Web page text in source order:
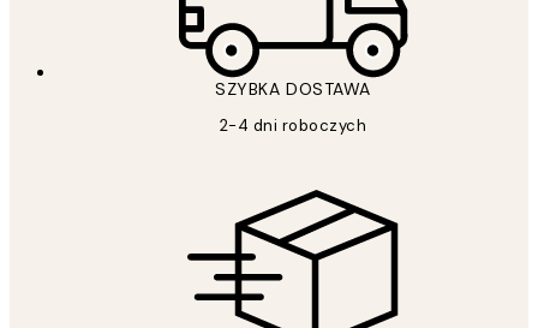
SZYBKA DOSTAWA
2-4 dni roboczych